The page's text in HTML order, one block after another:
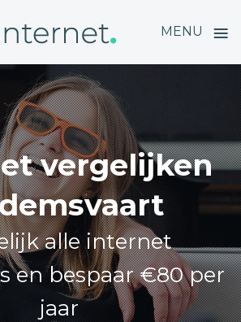
MENU ≡
vergelijken
alle internet
en bespaar €80 per
jaar